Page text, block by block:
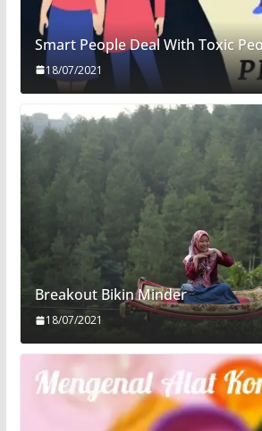
Smart People Deal With Toxic
18/07/2021
Breakout Bikin Minder
18/07/2021